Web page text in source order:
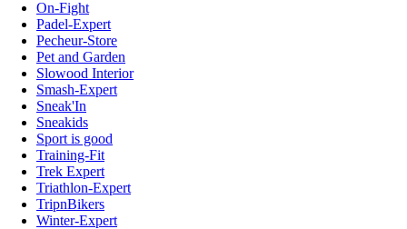
On-Fight
Padel-Expert
Pecheur-Store
Pet and Garden
Slowood Interior
Smash-Expert
Sneak'In
Sneakids
Sport is good
Training-Fit
Trek Expert
Triathlon-Expert
TripnBikers
Winter-Expert